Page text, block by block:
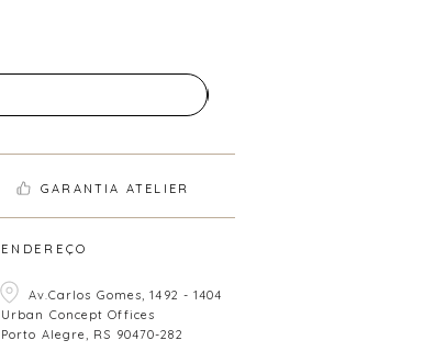
GARANTIA ATELIER
ENDEREÇO
Av.Carlos Gomes, 1492 - 1404
Urban Concept Offices
Porto Alegre, RS 90470-282